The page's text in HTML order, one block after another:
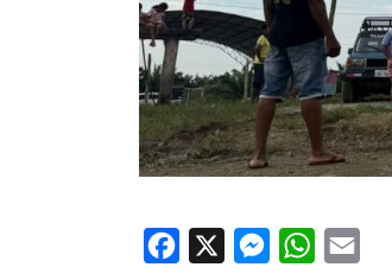
Facebook Messenger